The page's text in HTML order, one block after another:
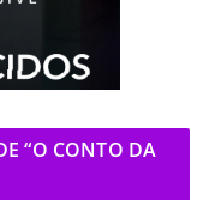
“O CONTO DA